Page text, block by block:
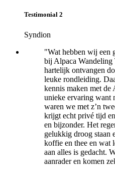
Testimonial 2
Syndion
"Wat hebben wij een
bij Alpaca Wandeling
hartelijk ontvangen
leuke rondleiding.
kennis maken met de
unieke ervaring want
waren we met z’n
krijgt echt privé tijd
en bijzonder. Het
gelukkig droog staan
koffie en thee en wat
aan alles is gedacht.
aanrader en komen